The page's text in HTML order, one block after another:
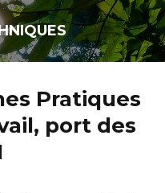
Pratiques
port des